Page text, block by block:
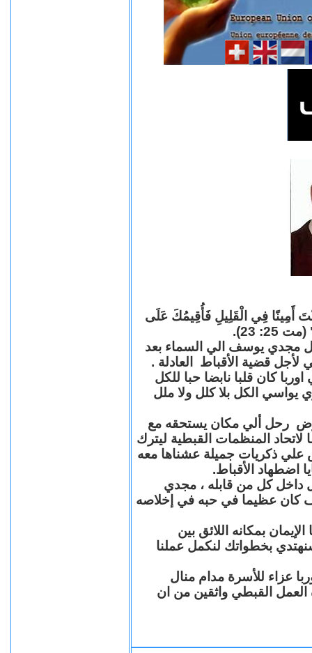
أَمِينًا فِي الْقَلِيلِ فَأُقِيمُكَ عَلَى
23).
مجدي يوسف الي السماء بعد
قضية الأقباط العادلة .
كان قلبا نابضا حبا للكل
يواسي الكل بلا كلل ولا ملل
رحل ألي مكان يستحقه مع
المنظمات القبطية ليترك
علي ذكريات جميلة عشناها معه
اضطهاد الأقباط.
داخل كل من قابله ، مجدي
عظيما في حبه في إخلاصه
بمكانه اللائق بين
بخطواتك لنكمل عملنا
عزاء للأسرة مدام منال
العمل القبطي واثقين من ان